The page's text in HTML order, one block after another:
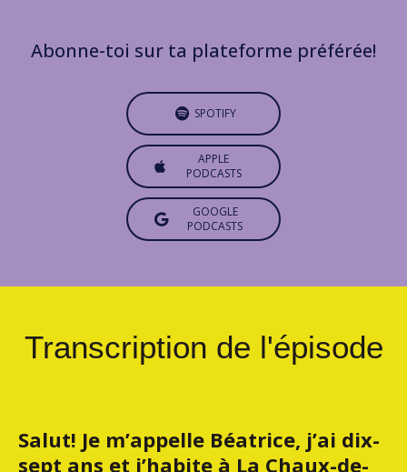
Abonne-toi sur ta plateforme préférée!
SPOTIFY
APPLE
PODCASTS
GOOGLE
PODCASTS
Transcription de l'épisode
Salut! Je m’appelle Béatrice, j’ai dix-
sept ans et j’habite à La Chaux-de-